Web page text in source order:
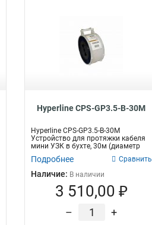
Hyperline CPS-GP3.5-B-30M
Hyperline CPS-GP3.5-B-30M
Устройство для протяжки кабеля
мини УЗК в бухте, 30м (диаметр
прутка...
Подробнее Сравнить
Наличие: В наличии
3 510,00 ₽
– +